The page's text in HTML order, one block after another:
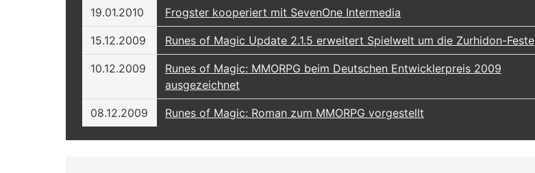
19.01.2010 Frogster kooperiert mit SevenOne Intermedia
15.12.2009 Runes of Magic Update 2.1.5 erweitert Spielwelt um die Zurhidon-Feste
10.12.2009
Runes of Magic: MMORPG beim Deutschen Entwicklerpreis 2009
ausgezeichnet
08.12.2009 Runes of Magic: Roman zum MMORPG vorgestellt